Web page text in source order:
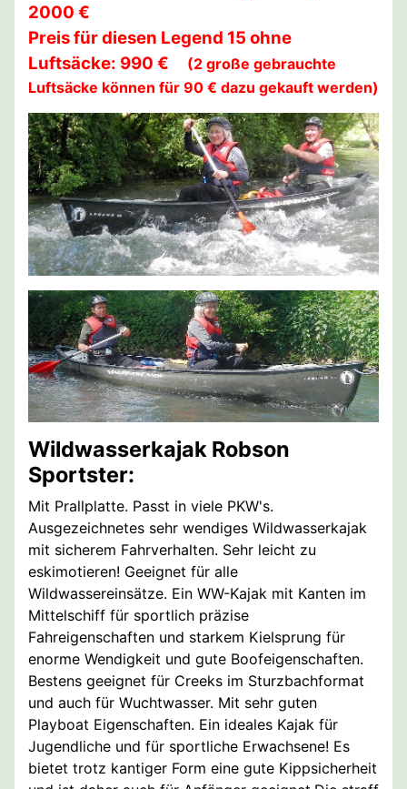
2000 €
Preis für diesen Legend 15 ohne
Luftsäcke: 990 €
(2 große gebrauchte
Luftsäcke können für 90 € dazu gekauft werden)
Wildwasserkajak Robson
Sportster:
Mit Prallplatte. Passt in viele PKW's.
Ausgezeichnetes sehr wendiges Wildwasserkajak
mit sicherem Fahrverhalten. Sehr leicht zu
eskimotieren! Geeignet für alle
Wildwassereinsätze. Ein WW-Kajak mit Kanten im
Mittelschiff für sportlich präzise
Fahreigenschaften und starkem Kielsprung für
enorme Wendigkeit und gute Boofeigenschaften.
Bestens geeignet für Creeks im Sturzbachformat
und auch für Wuchtwasser. Mit sehr guten
Playboat Eigenschaften. Ein ideales Kajak für
Jugendliche und für sportliche Erwachsene! Es
bietet trotz kantiger Form eine gute Kippsicherheit